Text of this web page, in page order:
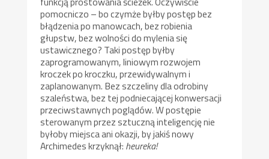
pomocniczo – bo czymże byłby postęp bez
błądzenia po manowcach, bez robienia
głupstw, bez wolności do mylenia się
ustawicznego? Taki postęp byłby
zaprogramowanym, liniowym rozwojem
kroczek po kroczku, przewidywalnym i
zaplanowanym. Bez szczeliny dla odrobiny
szaleństwa, bez tej podniecającej konwersacji
przeciwstawnych poglądów. W postępie
sterowanym przez sztuczną inteligencję nie
byłoby miejsca ani okazji, by jakiś nowy
Archimedes krzyknął: heureka!